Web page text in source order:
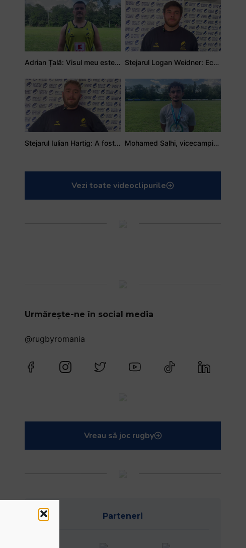
Adrian Țală: Visul meu este să debutez pentru România Stejarul Logan Weidner: Echipa a muncit mult, iar asta se va vedea în meciurile de la Nations Cup
Stejarul Iulian Hartig: A fost un turneu care a unit mai mult echipa Mohamed Salhi, vicecampion național juniori I: Rugby-ul te învață să accepți și înfrângerile
Vezi toate videoclipurile
Urmărește-ne în social media
@rugbyromania
Vreau să joc rugby
Parteneri